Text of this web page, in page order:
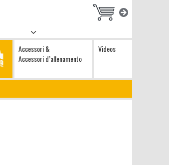
Accessori &
Accessori d’allenamento
Videos